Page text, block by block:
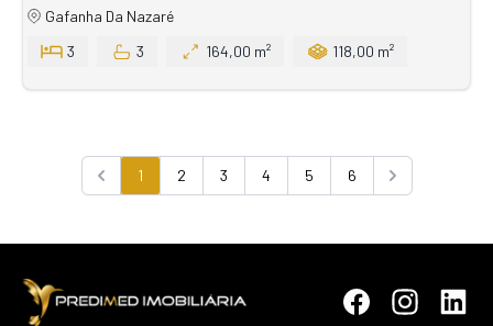
Gafanha Da Nazaré
3
3 164,00 m² 118,00 m²
Previous
1 2 3 4 5 6
Next